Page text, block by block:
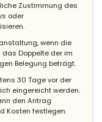
Zustimmung des
oder
wenn die
Doppelte der im
Belegung beträgt.
30 Tage vor der
eingereicht werden.
den Antrag
Kosten festlegen.